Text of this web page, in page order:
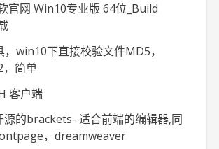
官网 Win10专业版 64位_Build
，win10下直接校验文件MD5，
，简单
客户端
的brackets- 适合前端的编辑器,同
，dreamweaver